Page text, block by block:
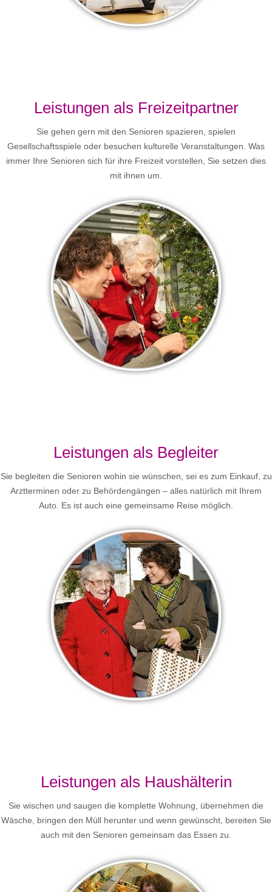
Leistungen als Freizeitpartner
Sie gehen gern mit den Senioren spazieren, spielen
Gesellschaftsspiele oder besuchen kulturelle Veranstaltungen. Was
immer Ihre Senioren sich für ihre Freizeit vorstellen, Sie setzen dies
mit ihnen um.
Leistungen als Begleiter
Sie begleiten die Senioren wohin sie wünschen, sei es zum Einkauf, zu
Arztterminen oder zu Behördengängen – alles natürlich mit Ihrem
Auto. Es ist auch eine gemeinsame Reise möglich.
Leistungen als Haushälterin
Sie wischen und saugen die komplette Wohnung, übernehmen die
Wäsche, bringen den Müll herunter und wenn gewünscht, bereiten Sie
auch mit den Senioren gemeinsam das Essen zu.